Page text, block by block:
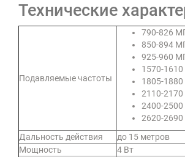
Технические
Подавляемые частоты
790-826
850-894
925-960
1570-
1805-
2110-
2400-
2620-
Дальность действия
до 15 метров
Мощность
4 Вт